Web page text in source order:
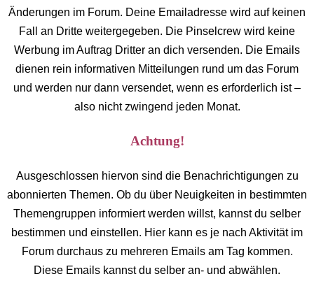
Änderungen im Forum. Deine Emailadresse wird auf keinen
Fall an Dritte weitergegeben. Die Pinselcrew wird keine
Werbung im Auftrag Dritter an dich versenden. Die Emails
dienen rein informativen Mitteilungen rund um das Forum
und werden nur dann versendet, wenn es erforderlich ist –
also nicht zwingend jeden Monat.
Achtung!
Ausgeschlossen hiervon sind die Benachrichtigungen zu
abonnierten Themen. Ob du über Neuigkeiten in bestimmten
Themengruppen informiert werden willst, kannst du selber
bestimmen und einstellen. Hier kann es je nach Aktivität im
Forum durchaus zu mehreren Emails am Tag kommen.
Diese Emails kannst du selber an- und abwählen.